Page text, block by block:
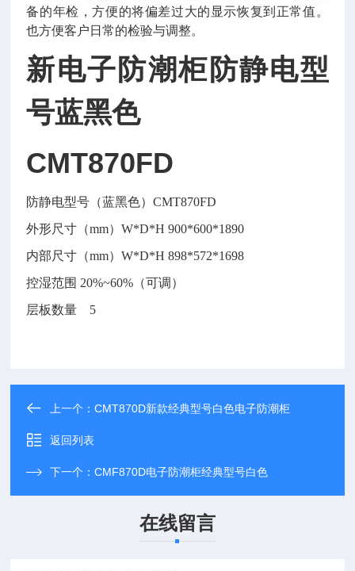
备的年检，方便的将偏差过大的显示恢复到正常值。
也方便客户日常的检验与调整。
新电子防潮柜防静电型
号蓝黑色
CMT870FD
防静电型号（蓝黑色）CMT870FD
外形尺寸（mm）W*D*H 900*600*1890
内部尺寸（mm）W*D*H 898*572*1698
控湿范围 20%~60%（可调）
层板数量 5
上一个：CMT870D新款经典型号白色电子防潮柜
返回列表
下一个：CMF870D电子防潮柜经典型号白色
在线留言